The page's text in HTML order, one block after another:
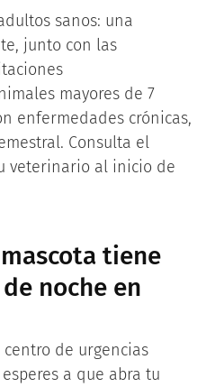
sanos: una
junto con las
mayores de 7
enfermedades crónicas,
Consulta el
veterinario al inicio de
tiene
noche en
de urgencias
a que abra tu